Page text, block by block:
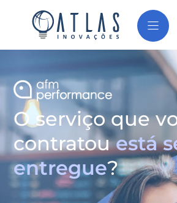
O serviço que
contratouestá
entregue?